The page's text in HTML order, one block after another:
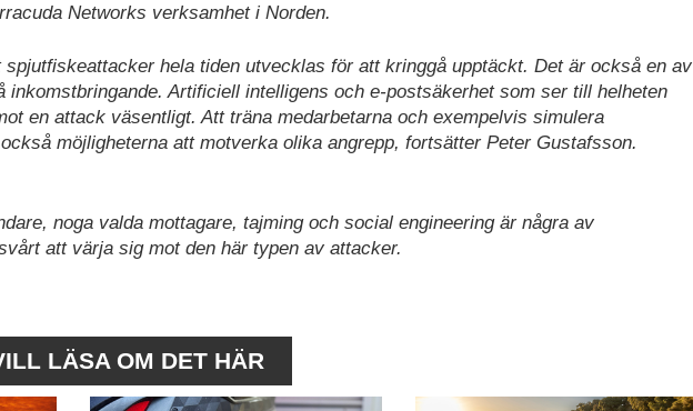
Networks verksamhet i Norden.
hela tiden utvecklas för att kringgå upptäckt. Det är också en av
inkomstbringande. Artificiell intelligens och e-postsäkerhet som ser till helheten
en attack väsentligt. Att träna medarbetarna och exempelvis simulera
möjligheterna att motverka olika angrepp, fortsätter Peter Gustafsson.
noga valda mottagare, tajming och social engineering är några av
att värja sig mot den här typen av attacker.
LÄSA OM DET HÄR